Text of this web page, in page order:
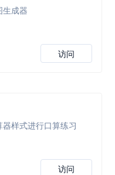
生成器
访问
样式进行口算练习
访问